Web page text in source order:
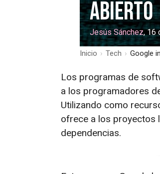
abierto
Jesús Sánchez, 16
Inicio › Tech › Google
Los programas de
a los programadores
Utilizando como
ofrece a los proyectos
dependencias.